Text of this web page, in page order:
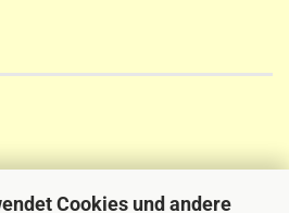
Cookies und andere